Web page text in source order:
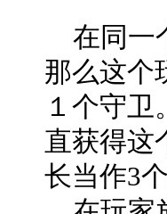
在同一
那么这个
１个守
直获得这
长当作3